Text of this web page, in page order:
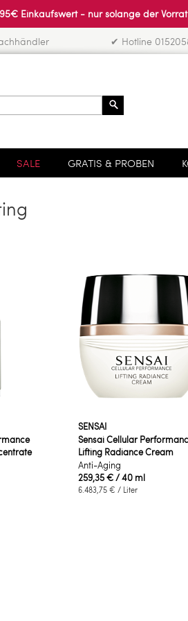
Einkaufswert - nur solange der
✔ Hotline
SALE GRATIS & PROBEN
SENSAI
Sensai Cellular
Lifting Radiance Cream
Anti-Aging
259,35 €/ 40 ml
6.483,75 € / Liter